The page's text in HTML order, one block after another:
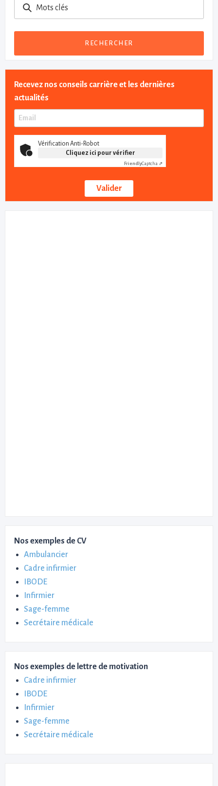
Mots clés
RECHERCHER
Recevez nos conseils carrière et les dernières
actualités
Vérification Anti-Robot
Cliquez ici pour vérifier
FriendlyCaptcha ⇗
Nos exemples de CV
Ambulancier
Cadre infirmier
IBODE
Infirmier
Sage-femme
Secrétaire médicale
Nos exemples de lettre de motivation
Cadre infirmier
IBODE
Infirmier
Sage-femme
Secrétaire médicale